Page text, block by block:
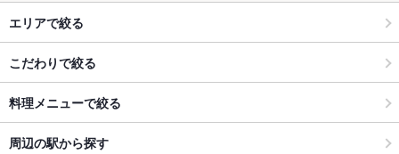
エリアで絞る
こだわりで絞る
料理メニューで絞る
周辺の駅から探す